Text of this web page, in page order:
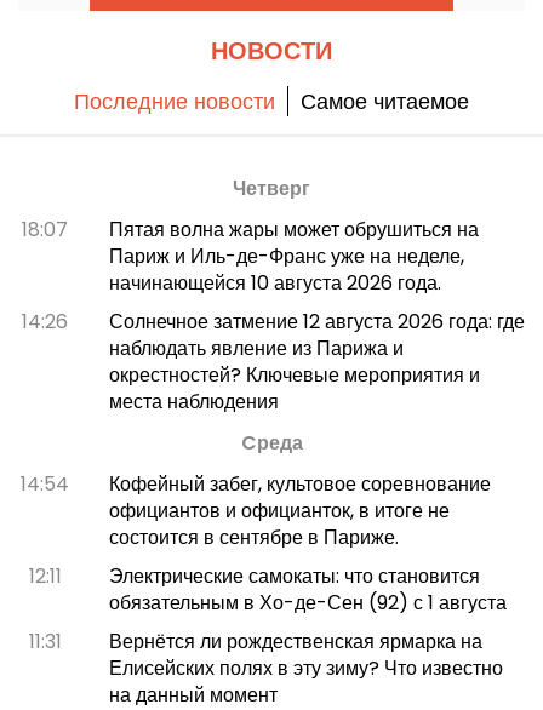
НОВОСТИ
Последние новости Самое читаемое
Четверг
18:07
Пятая волна жары может обрушиться на
Париж и Иль-де-Франс уже на неделе,
начинающейся 10 августа 2026 года.
14:26
Солнечное затмение 12 августа 2026 года: где
наблюдать явление из Парижа и
окрестностей? Ключевые мероприятия и
места наблюдения
Cреда
14:54
Кофейный забег, культовое соревнование
официантов и официанток, в итоге не
состоится в сентябре в Париже.
12:11
Электрические самокаты: что становится
обязательным в Хо-де-Сен (92) с 1 августа
11:31
Вернётся ли рождественская ярмарка на
Елисейских полях в эту зиму? Что известно
на данный момент